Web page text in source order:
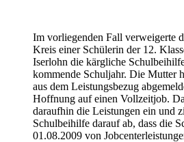
Im vorliegenden Fall verweigerte
Kreis einer Schülerin der 12.
Iserlohn die kärgliche
kommende Schuljahr. Die Mutter
aus dem Leistungsbezug
Hoffnung auf einen Vollzeitjob.
daraufhin die Leistungen ein und
Schulbeihilfe darauf ab, dass die
01.08.2009 von